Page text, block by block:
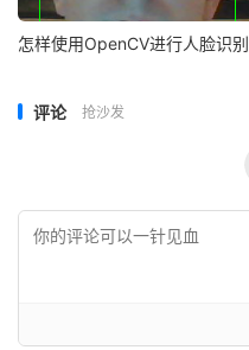
怎样使用OpenCV进行人脸识别
评论 抢沙发